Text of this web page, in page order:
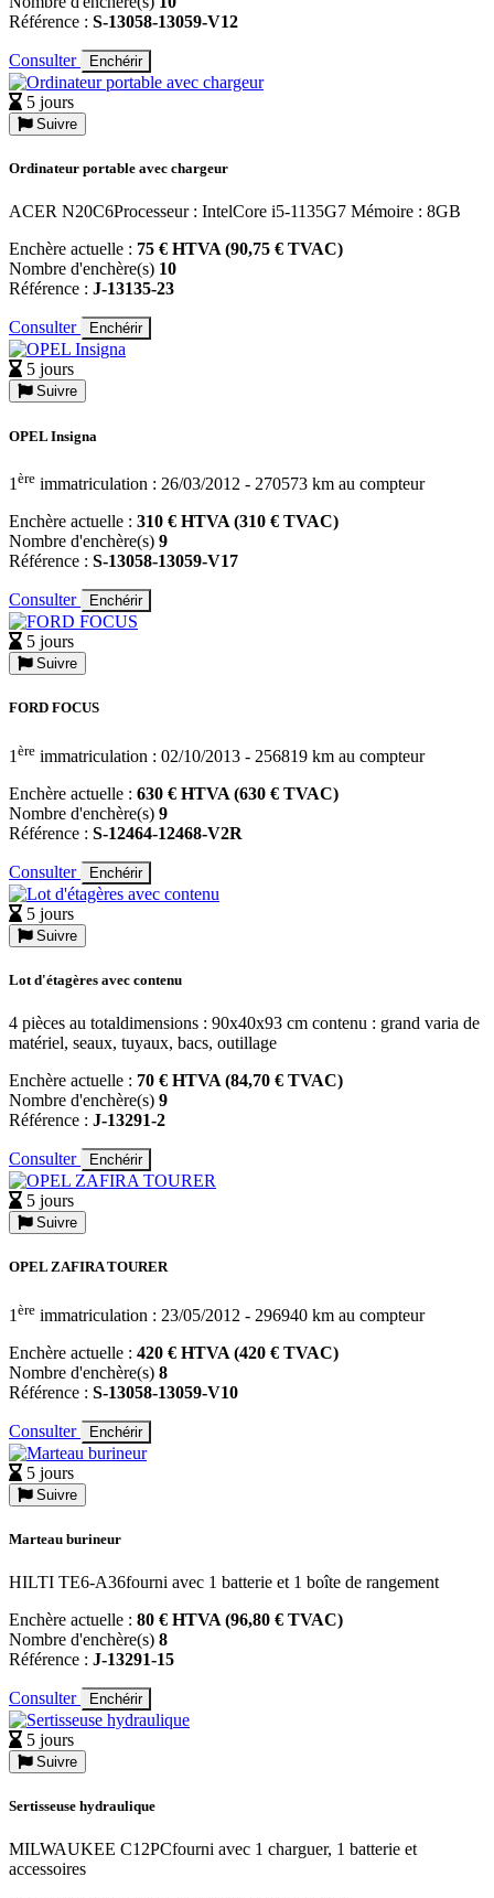
Référence : S-13058-13059-V12
Consulter Enchérir
5 jours
Suivre
Ordinateur portable avec chargeur
ACER N20C6Processeur : IntelCore i5-1135G7 Mémoire : 8GB
Enchère actuelle : 75 € HTVA (90,75 € TVAC)
Nombre d'enchère(s) 10
Référence : J-13135-23
Consulter Enchérir
5 jours
Suivre
OPEL Insigna
1 ère immatriculation : 26/03/2012 - 270573 km au compteur
Enchère actuelle : 310 € HTVA (310 € TVAC)
Nombre d'enchère(s) 9
Référence : S-13058-13059-V17
Consulter Enchérir
5 jours
Suivre
FORD FOCUS
1 ère immatriculation : 02/10/2013 - 256819 km au compteur
Enchère actuelle : 630 € HTVA (630 € TVAC)
Nombre d'enchère(s) 9
Référence : S-12464-12468-V2R
Consulter Enchérir
5 jours
Suivre
Lot d'étagères avec contenu
4 pièces au totaldimensions : 90x40x93 cm contenu : grand varia de
matériel, seaux, tuyaux, bacs, outillage
Enchère actuelle : 70 € HTVA (84,70 € TVAC)
Nombre d'enchère(s) 9
Référence : J-13291-2
Consulter Enchérir
5 jours
Suivre
OPEL ZAFIRA TOURER
1 ère immatriculation : 23/05/2012 - 296940 km au compteur
Enchère actuelle : 420 € HTVA (420 € TVAC)
Nombre d'enchère(s) 8
Référence : S-13058-13059-V10
Consulter Enchérir
5 jours
Suivre
Marteau burineur
HILTI TE6-A36fourni avec 1 batterie et 1 boîte de rangement
Enchère actuelle : 80 € HTVA (96,80 € TVAC)
Nombre d'enchère(s) 8
Référence : J-13291-15
Consulter Enchérir
5 jours
Suivre
Sertisseuse hydraulique
MILWAUKEE C12PCfourni avec 1 charguer, 1 batterie et
accessoires